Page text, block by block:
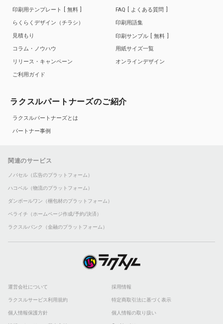
印刷用テンプレート
無料
らくらくデザイン（チラシ）
見積もり
コラム・ノウハウ
リリース・キャンペーン
ご利用ガイド
FAQ
よくある質問
印刷用語集
印刷サンプル
無料
用紙サイズ一覧
オンラインデザイン
ラクスルパートナーズのご紹介
ラクスルパートナーズとは
パートナー事例
関連のサービス
ノバセル（広告のプラットフォーム）
ハコベル（物流のプラットフォーム）
ダンボールワン（梱包材のプラットフォーム）
ペライチ（ホームページ作成/予約/決済）
ラクスルバンク（金融のプラットフォーム）
運営会社について 採用情報
ラクスルサービス利用規約 特定商取引法に基づく表示
個人情報保護方針 個人情報の取り扱い